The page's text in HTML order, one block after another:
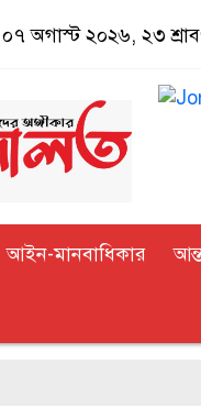
অগাস্ট ২০২৬, ২৩
আইন-মানবাধিকার